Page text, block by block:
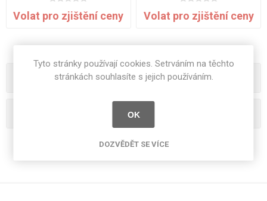
Volat pro zjištění ceny Volat pro zjištění ceny
Kategorie
Tyto stránky používají cookies. Setrváním na těchto
stránkách souhlasíte s jejich používáním.
OK
DOZVĚDĚT SE VÍCE